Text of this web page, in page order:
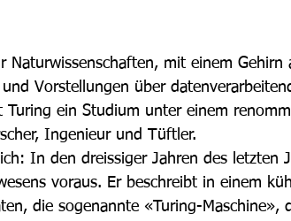
Naturwissenschaften, mit einem
und Vorstellungen über
Turing ein Studium unter einem
Ingenieur und Tüftler.
In den dreissiger Jahren des letzten
voraus. Er beschreibt in einem
die sogenannte «Turing-Maschine»,